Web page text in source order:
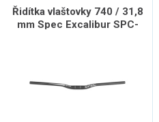
Řidítka vlaštovky 740 / 31,8
mm Spec Excalibur SPC-